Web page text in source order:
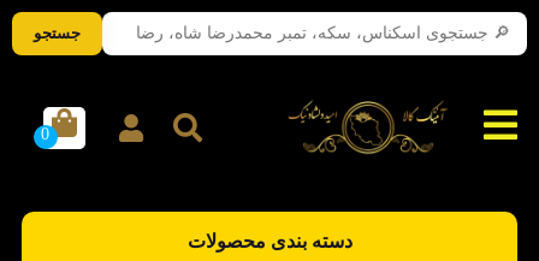
دسته بندی محصولات
جستجو